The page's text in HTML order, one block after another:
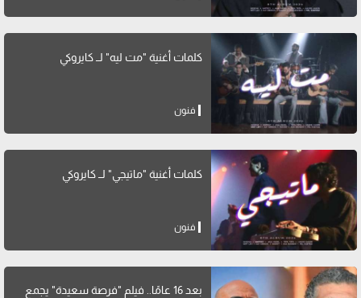
كلمات أغنية "مت ليه" لــ كايروكي
فنون
كلمات أغنية "ماتيجي" لــ كايروكي
فنون
بعد 16 عامًا.. فيلم "فرصة سعيدة" يجمع